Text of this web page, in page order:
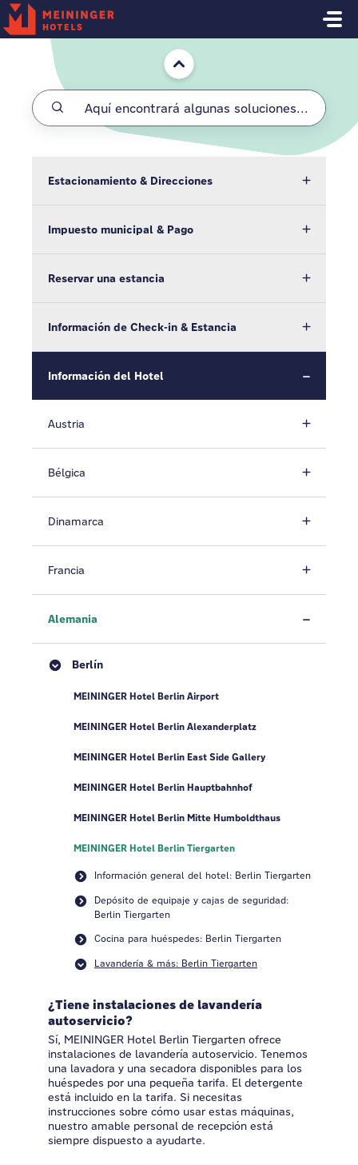
Saltar al contenido principal
Inicio
Estacionamiento & Direcciones
Impuesto municipal & Pago
Reservar una estancia
Información de Check-in & Estancia
Información del Hotel
Austria
Bélgica
Dinamarca
Francia
Alemania
Berlín
MEININGER Hotel Berlin Airport
MEININGER Hotel Berlin Alexanderplatz
MEININGER Hotel Berlin East Side Gallery
MEININGER Hotel Berlin Hauptbahnhof
MEININGER Hotel Berlin Mitte Humboldthaus
MEININGER Hotel Berlin Tiergarten
Información general del hotel: Berlin Tiergarten
Depósito de equipaje y cajas de seguridad:
Berlin Tiergarten
Cocina para huéspedes: Berlin Tiergarten
Lavandería & más: Berlin Tiergarten
¿Tiene instalaciones de lavandería
autoservicio?
Sí, MEININGER Hotel Berlin Tiergarten ofrece
instalaciones de lavandería autoservicio. Tenemos
una lavadora y una secadora disponibles para los
huéspedes por una pequeña tarifa. El detergente
está incluido en la tarifa. Si necesitas
instrucciones sobre cómo usar estas máquinas,
nuestro amable personal de recepción está
siempre dispuesto a ayudarte.